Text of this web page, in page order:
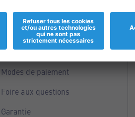
Informations
Magasins
Modes de paiement
Foire aux questions
Garantie